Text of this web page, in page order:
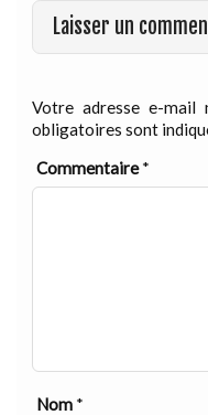
Laisser un
Votre adresse e-mail
obligatoires sont
Commentaire*
Nom *